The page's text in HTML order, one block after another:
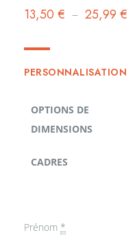
13,50 € – 25,99 €
PERSONNALISATION
OPTIONS DE
DIMENSIONS
CADRES
Prénom *